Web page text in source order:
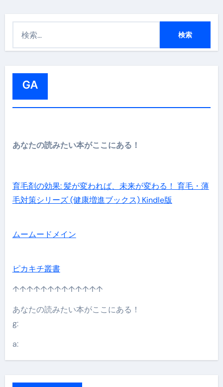
GA
あなたの読みたい本がここにある！
育毛剤の効果: 髪が変われば、未来が変わる！ 育毛・薄
毛対策シリーズ (健康増進ブックス) Kindle版
ムームードメイン
ピカキチ叢書
↑↑↑↑↑↑↑↑↑↑↑↑↑
あなたの読みたい本がここにある！
g:
a: